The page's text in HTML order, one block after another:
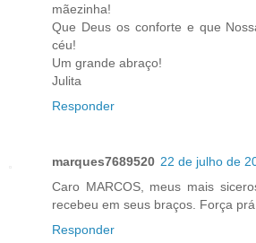
mãezinha!
Que Deus os conforte e que
céu!
Um grande abraço!
Julita
Responder
marques7689520 22 de julho de
Caro MARCOS, meus mais
recebeu em seus braços. Força prá
Responder